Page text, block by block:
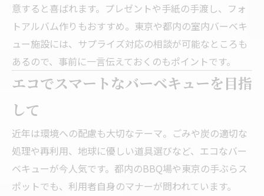
意すると喜ばれます。プレゼントや手紙の手渡し、フォ
トアルバム作りもおすすめ。東京や都内の室内バーベキ
ュー施設には、サプライズ対応の相談が可能なところも
あるので、事前に一言伝えておくのもポイントです。
エコでスマートなバーベキューを目指
して
近年は環境への配慮も大切なテーマ。ごみや炭の適切な
処理や再利用、地球に優しい道具選びなど、エコなバー
ベキューが今人気です。都内のBBQ場や東京の手ぶらス
ポットでも、利用者自身のマナーが問われています。